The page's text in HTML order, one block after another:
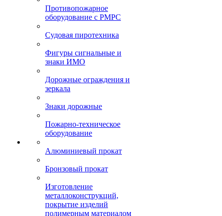
Противопожарное
оборудование с РМРС
Судовая пиротехника
Фигуры сигнальные и
знаки ИМО
Дорожные ограждения и
зеркала
Знаки дорожные
Пожарно-техническое
оборудование
Алюминиевый прокат
Бронзовый прокат
Изготовление
металлоконструкций,
покрытие изделий
полимерным материалом